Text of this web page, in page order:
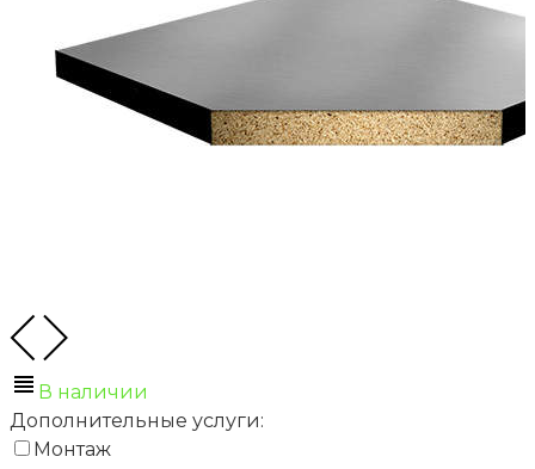
В наличии
Дополнительные услуги:
Монтаж